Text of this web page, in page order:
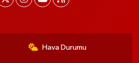
Hava Durumu